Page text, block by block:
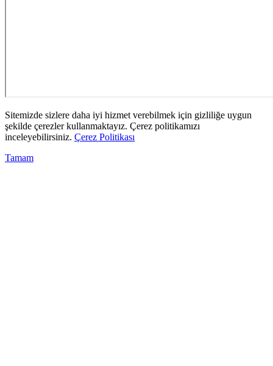
Sitemizde sizlere daha iyi hizmet verebilmek için gizliliğe uygun
şekilde çerezler kullanmaktayız. Çerez politikamızı
inceleyebilirsiniz. Çerez Politikası
Tamam